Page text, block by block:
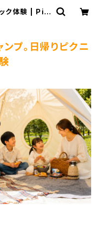
ク体験 | Pilz
プ。日帰りピクニ